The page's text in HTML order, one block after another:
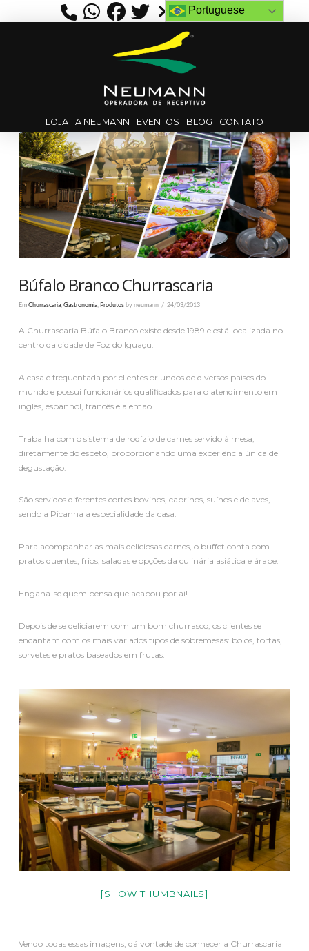
LOJA A NEUMANN EVENTOS BLOG CONTATO
Búfalo Branco Churrascaria
Em Churrascaria, Gastronomia, Produtosby neumann 24/03/2013
A Churrascaria Búfalo Branco existe desde 1989 e está localizada no
centro da cidade de Foz do Iguaçu.
A casa é frequentada por clientes oriundos de diversos países do
mundo e possui funcionários qualificados para o atendimento em
inglês, espanhol, francês e alemão.
Trabalha com o sistema de rodízio de carnes servido à mesa,
diretamente do espeto, proporcionando uma experiência única de
degustação.
São servidos diferentes cortes bovinos, caprinos, suínos e de aves,
sendo a Picanha a especialidade da casa.
Para acompanhar as mais deliciosas carnes, o buffet conta com
pratos quentes, frios, saladas e opções da culinária asiática e árabe.
Engana-se quem pensa que acabou por aí!
Depois de se deliciarem com um bom churrasco, os clientes se
encantam com os mais variados tipos de sobremesas: bolos, tortas,
sorvetes e pratos baseados em frutas.
[SHOW THUMBNAILS]
Vendo todas essas imagens, dá vontade de conhecer a Churrascaria
Portuguese